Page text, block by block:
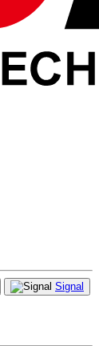
Signal